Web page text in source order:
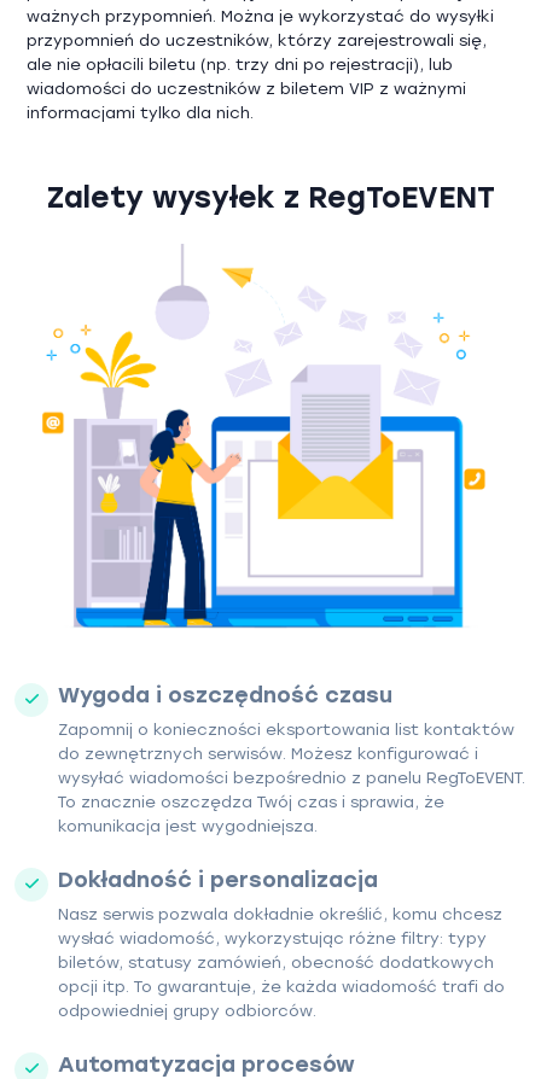
ważnych przypomnień. Można je wykorzystać do wysyłki
przypomnień do uczestników, którzy zarejestrowali się,
ale nie opłacili biletu (np. trzy dni po rejestracji), lub
wiadomości do uczestników z biletem VIP z ważnymi
informacjami tylko dla nich.
Zalety wysyłek z RegToEVENT
Wygoda i oszczędność czasu
Zapomnij o konieczności eksportowania list kontaktów
do zewnętrznych serwisów. Możesz konfigurować i
wysyłać wiadomości bezpośrednio z panelu RegToEVENT.
To znacznie oszczędza Twój czas i sprawia, że
komunikacja jest wygodniejsza.
Dokładność i personalizacja
Nasz serwis pozwala dokładnie określić, komu chcesz
wysłać wiadomość, wykorzystując różne filtry: typy
biletów, statusy zamówień, obecność dodatkowych
opcji itp. To gwarantuje, że każda wiadomość trafi do
odpowiedniej grupy odbiorców.
Automatyzacja procesów